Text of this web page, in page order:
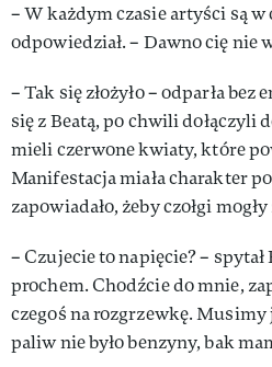
– W każdym czasie artyści są
odpowiedział. – Dawno cię nie
– Tak się złożyło – odparła
się z Beatą, po chwili dołączyli
mieli czerwone kwiaty, które
Manifestacja miała charakter
zapowiadało, żeby czołgi
– Czujecie to napięcie? – spytał
prochem. Chodźcie do mnie,
czegoś na rozgrzewkę.
paliw nie było benzyny, bak